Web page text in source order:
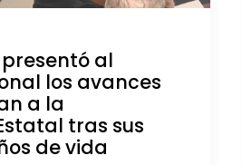
presentó al
los avances
a la
tras sus
de vida